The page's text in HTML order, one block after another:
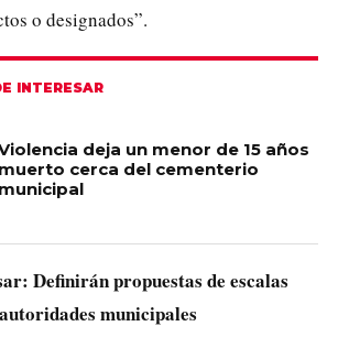
o designados”.
INTERESAR
deja un menor de 15 años
muerto cerca del cementerio
municipal
Definirán propuestas de escalas
municipales